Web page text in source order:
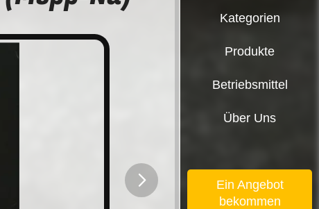
Kategorien
Produkte
Betriebsmittel
Über Uns
Ein Angebot
bekommen